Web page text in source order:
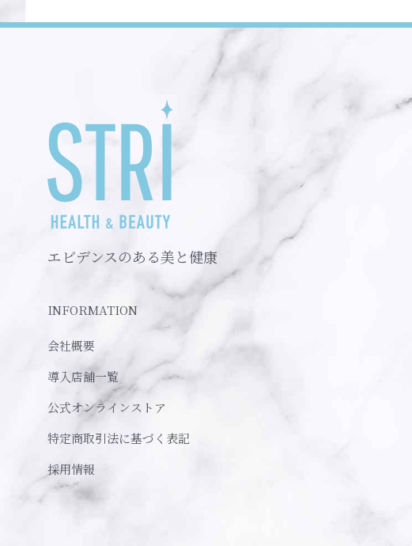
エビデンスのある美と健康
INFORMATION
会社概要
導入店舗一覧
公式オンラインストア
特定商取引法に基づく表記
採用情報